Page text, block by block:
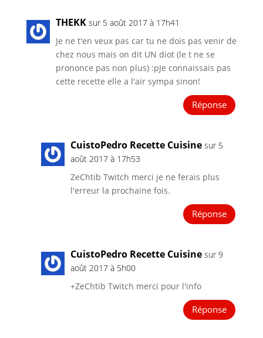
THEKK sur 5 août 2017 à 17h41
Je ne t'en veux pas car tu ne dois pas venir de
chez nous mais on dit UN diot (le t ne se
prononce pas non plus) :pJe connaissais pas
cette recette elle a l'air sympa sinon!
Réponse
CuistoPedro Recette Cuisine sur 5
août 2017 à 17h53
ZeChtib Twitch merci je ne ferais plus
l'erreur la prochaine fois.
Réponse
CuistoPedro Recette Cuisine sur 9
août 2017 à 5h00
+ZeChtib Twitch merci pour l'info
Réponse